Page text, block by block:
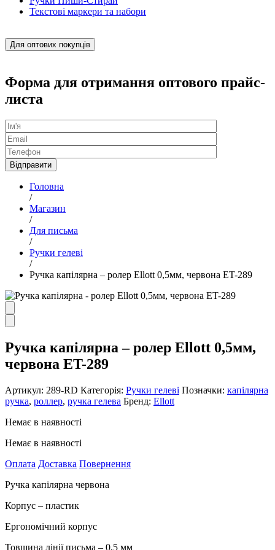
Текстові маркери та набори
Для оптових покупців
Форма для отримання оптового прайс-
листа
Головна
/
Магазин
/
Для письма
/
Ручки гелеві
/
Ручка капілярна – ролер Ellott 0,5мм, червона ET-289
Ручка капілярна – ролер Ellott 0,5мм,
червона ET-289
Артикул: 289-RD Категорія: Ручки гелеві Позначки: капілярна
ручка, роллер, ручка гелева Бренд: Ellott
Немає в наявності
Немає в наявності
Оплата Доставка Повернення
Ручка капілярна червона
Корпус – пластик
Ергономічний корпус
Товщина лінії письма – 0,5 мм